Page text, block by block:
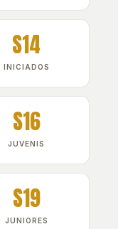
S14
INICIADOS
S16
JUVENIS
S19
JUNIORES